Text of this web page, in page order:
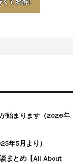
始まります（2026年
年5月より）
まとめ【All About